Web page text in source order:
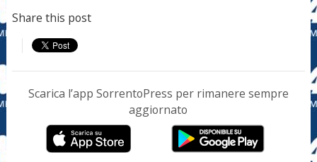
Share this post
Scarica l’app SorrentoPress per rimanere sempre
aggiornato